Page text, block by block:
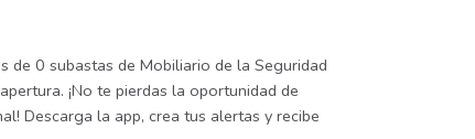
de 0 subastas de Mobiliario de la Seguridad
¡No te pierdas la oportunidad de
Descarga la app, crea tus alertas y recibe